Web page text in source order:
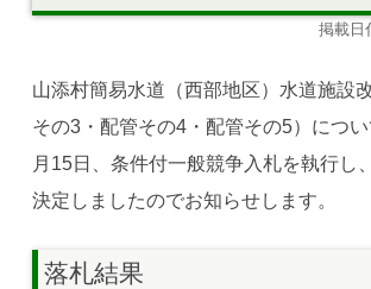
掲載日
山添村簡易水道（西部地区）水道施設
その3・配管その4・配管その5）につ
月15日、条件付一般競争入札を執行し
決定しましたのでお知らせします。
落札結果